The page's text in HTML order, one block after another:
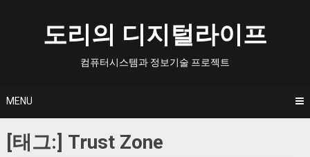
도리의 디지털라이프
컴퓨터시스템과 정보기술 프로젝트
MENU
[태그:] Trust Zone